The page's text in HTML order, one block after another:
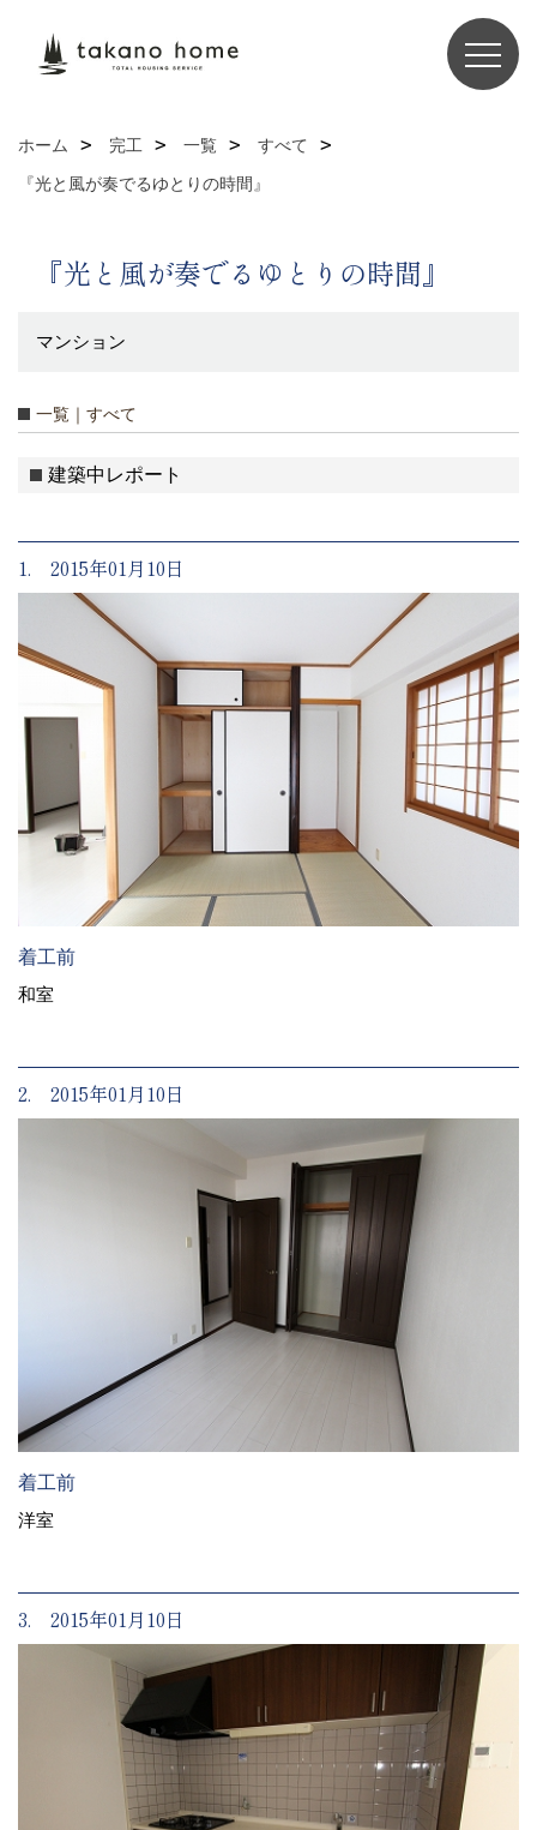
ホーム 完工 一覧
すべて
『光と風が奏でるゆとりの時間』
『光と風が奏でるゆとりの時間』
マンション
一覧｜すべて
建築中レポート
1. 2015年01月10日
着工前
和室
2. 2015年01月10日
着工前
洋室
3. 2015年01月10日